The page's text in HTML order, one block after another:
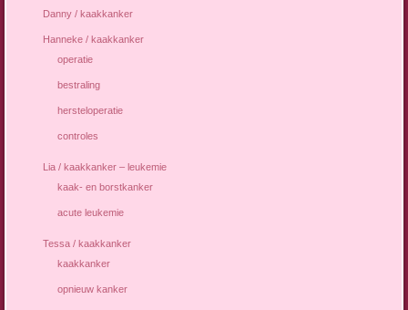
Danny / kaakkanker
Hanneke / kaakkanker
operatie
bestraling
hersteloperatie
controles
Lia / kaakkanker – leukemie
kaak- en borstkanker
acute leukemie
Tessa / kaakkanker
kaakkanker
opnieuw kanker